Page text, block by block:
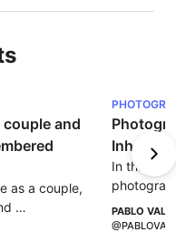
couple and
as a couple,
In this
Pablo
PABLO